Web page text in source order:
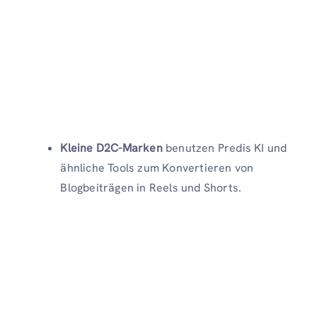
Kleine D2C-Markenbenutzen Predis KI und
ähnliche Tools zum Konvertieren von
Blogbeiträgen in Reels und Shorts.